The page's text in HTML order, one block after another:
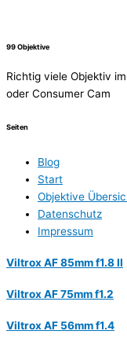
99 Objektive
Richtig viele Objektiv
oder Consumer Cam
Seiten
Blog
Start
Objektive
Datenschutz
Impressum
Viltrox AF 85mm f1.8 II
Viltrox AF 75mm f1.2
Viltrox AF 56mm f1.4